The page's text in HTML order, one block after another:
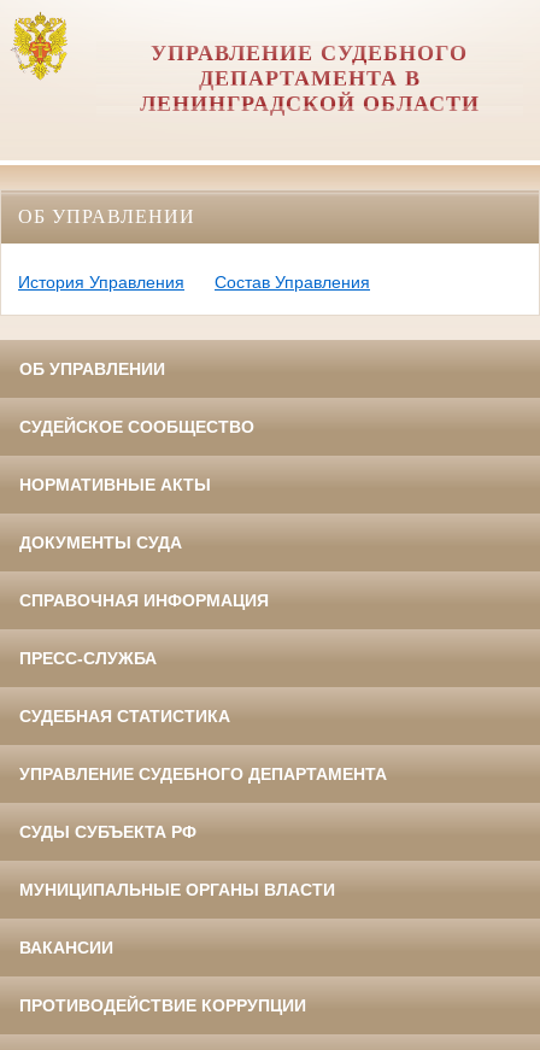
УПРАВЛЕНИЕ СУДЕБНОГО
ДЕПАРТАМЕНТА В
ЛЕНИНГРАДСКОЙ ОБЛАСТИ
ОБ УПРАВЛЕНИИ
История Управления Состав Управления
ОБ УПРАВЛЕНИИ
СУДЕЙСКОЕ СООБЩЕСТВО
НОРМАТИВНЫЕ АКТЫ
ДОКУМЕНТЫ СУДА
СПРАВОЧНАЯ ИНФОРМАЦИЯ
ПРЕСС-СЛУЖБА
СУДЕБНАЯ СТАТИСТИКА
УПРАВЛЕНИЕ СУДЕБНОГО ДЕПАРТАМЕНТА
СУДЫ СУБЪЕКТА РФ
МУНИЦИПАЛЬНЫЕ ОРГАНЫ ВЛАСТИ
ВАКАНСИИ
ПРОТИВОДЕЙСТВИЕ КОРРУПЦИИ